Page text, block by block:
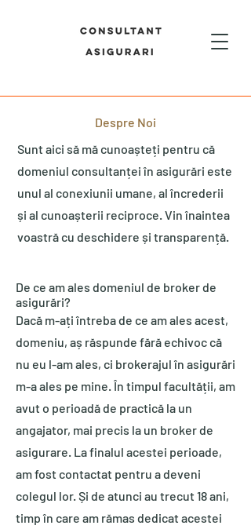
Despre Noi
Sunt aici să mă cunoașteți pentru că
domeniul consultanței în asigurări este
unul al conexiunii umane, al încrederii
și al cunoașterii reciproce. Vin înaintea
voastră cu deschidere și transparență.
De ce am ales domeniul de broker de
asigurări?
Dacă m-ați întreba de ce am ales acest,
domeniu, aș răspunde fără echivoc că
nu eu l-am ales, ci brokerajul în asigurări
m-a ales pe mine. În timpul facultății, am
avut o perioadă de practică la un
angajator, mai precis la un broker de
asigurare. La finalul acestei perioade,
am fost contactat pentru a deveni
colegul lor. Și de atunci au trecut 18 ani,
timp în care am rămas dedicat acestei